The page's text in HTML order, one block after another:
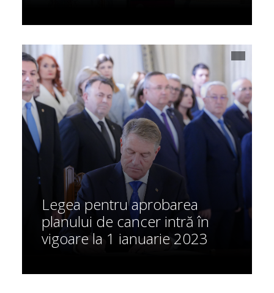
Legea pentru aprobarea
planului de cancer intră în
vigoare la 1 ianuarie 2023